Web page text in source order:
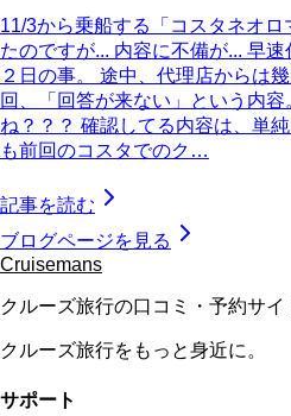
11/3から乗船する「コスタネオ
たのですが... 内容に不備が... 早
２日の事。 途中、代理店からは
回、「回答が来ない」という内
ね？？？ 確認してる内容は、単
も前回のコスタでのク…
記事を読む
ブログページを見る
Cruisemans
クルーズ旅行の口コミ・予約サイ
クルーズ旅行をもっと身近に。
サポート